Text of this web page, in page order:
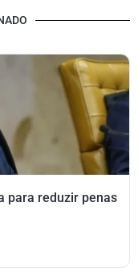
para reduzir penas